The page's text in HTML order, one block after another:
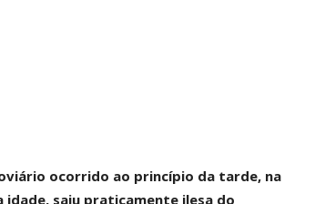
ocorrido ao princípio da tarde, na
idade, saiu praticamente ilesa do